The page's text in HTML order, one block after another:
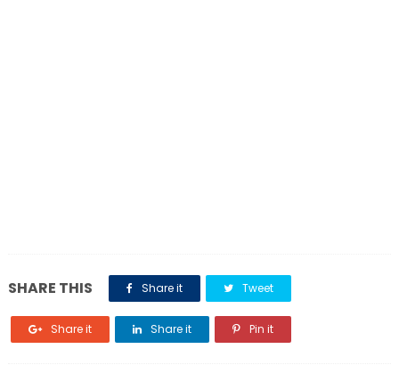
SHARE THIS Share it Tweet
Share it Share it Pin it